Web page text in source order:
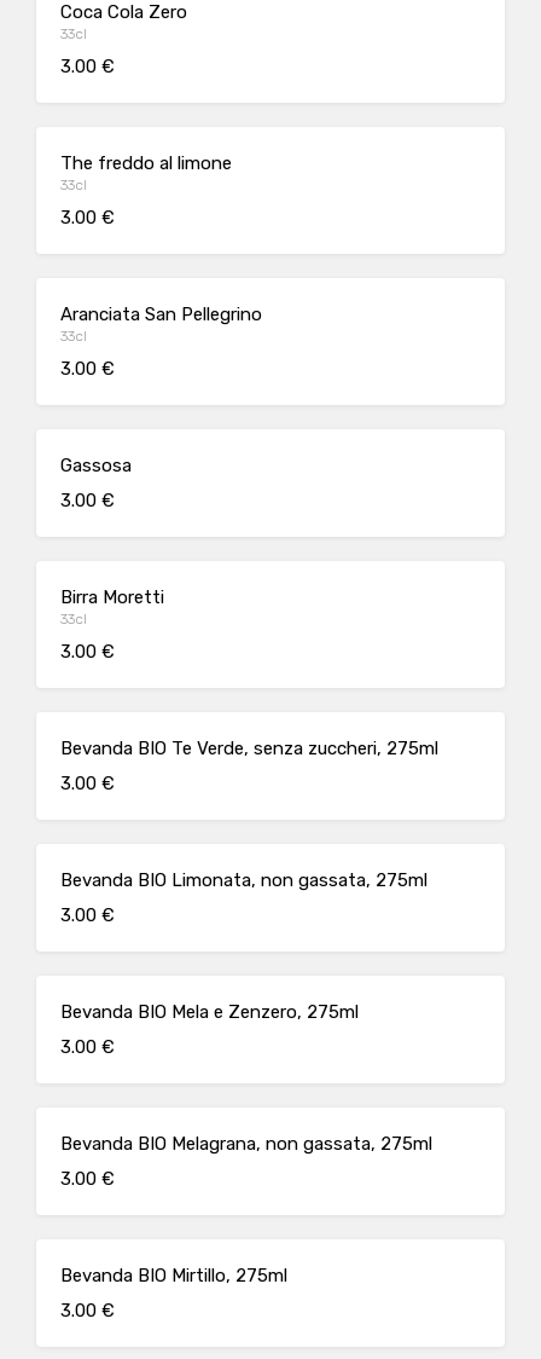
Coca Cola Zero
33cl
3.00 €
The freddo al limone
33cl
3.00 €
Aranciata San Pellegrino
33cl
3.00 €
Gassosa
3.00 €
Birra Moretti
33cl
3.00 €
Bevanda BIO Te Verde, senza zuccheri, 275ml
3.00 €
Bevanda BIO Limonata, non gassata, 275ml
3.00 €
Bevanda BIO Mela e Zenzero, 275ml
3.00 €
Bevanda BIO Melagrana, non gassata, 275ml
3.00 €
Bevanda BIO Mirtillo, 275ml
3.00 €